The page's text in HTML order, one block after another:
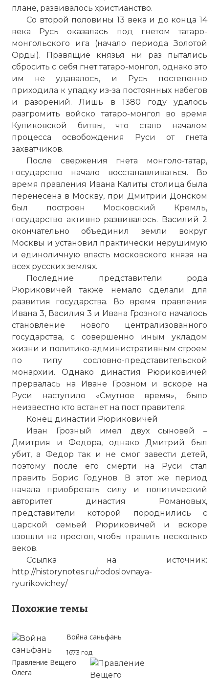
плане, развивалось христианство.
Со второй половины 13 века и до конца 14
века Русь оказалась под гнетом татаро-
монгольского ига (начало периода Золотой
Орды). Правящие князья ни раз пытались
сбросить с себя гнет татаро-монгол, однако это
им не удавалось, и Русь постепенно
приходила к упадку из-за постоянных набегов
и разорений. Лишь в 1380 году удалось
разгромить войско татаро-монгол во время
Куликовской битвы, что стало началом
процесса освобождения Руси от гнета
захватчиков.
После свержения гнета монголо-татар,
государство начало восстанавливаться. Во
время правления Ивана Калиты столица была
перенесена в Москву, при Дмитрии Донском
был построен Московский Кремль,
государство активно развивалось. Василий 2
окончательно объединил земли вокруг
Москвы и установил практически нерушимую
и единоличную власть московского князя на
всех русских землях.
Последние представители рода
Рюриковичей также немало сделали для
развития государства. Во время правления
Ивана 3, Василия 3 и Ивана Грозного началось
становление нового централизованного
государства, с совершенно иным укладом
жизни и политико-административным строем
по типу сословно-представительской
монархии. Однако династия Рюриковичей
прервалась на Иване Грозном и вскоре на
Руси наступило «Смутное время», было
неизвестно кто встанет на пост правителя.
Конец династии Рюриковичей
Иван Грозный имел двух сыновей –
Дмитрия и Федора, однако Дмитрий был
убит, а Федор так и не смог завести детей,
поэтому после его смерти на Руси стал
править Борис Годунов. В этот же период
начала приобретать силу и политический
авторитет династия Романовых,
представители которой породнились с
царской семьей Рюриковичей и вскоре
взошли на престол, чтобы править несколько
веков.
Ссылка на источник:
http://historynotes.ru/rodoslovnaya-
ryurikovichey/
Похожие темы
Война саньфань
1673 год
Правление Вещего
Олега